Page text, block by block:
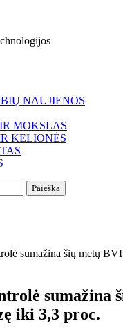
NAUJIENOS
MOKSLAS
KELIONĖS
sumažina šių metų
sumažina
iki 3,3 proc.